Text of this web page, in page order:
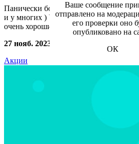
Панически боялась делать
и у многих ) У этого доктора сделала
очень хороший специалист! Спасибо
27 нояб. 2023 г.
Акции
Ваше сообщение
отправлено на
его проверки оно
опубликовано на
ОК